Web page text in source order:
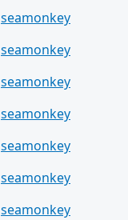
seamonkey
seamonkey
seamonkey
seamonkey
seamonkey
seamonkey
seamonkey